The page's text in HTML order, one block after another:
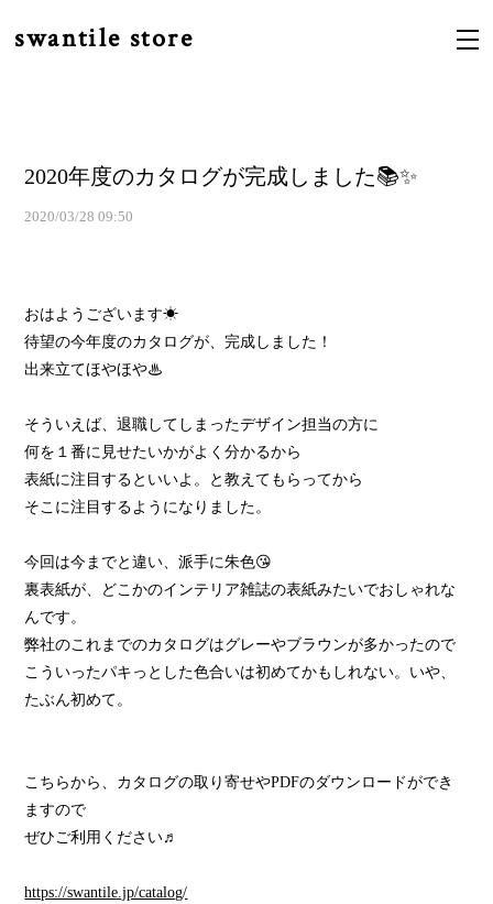
swantile store
2020年度のカタログが完成しました📚✨
2020/03/28 09:50
おはようございます☀
待望の今年度のカタログが、完成しました！
出来立てほやほや♨
そういえば、退職してしまったデザイン担当の方に
何を１番に見せたいかがよく分かるから
表紙に注目するといいよ。と教えてもらってから
そこに注目するようになりました。
今回は今までと違い、派手に朱色😘
裏表紙が、どこかのインテリア雑誌の表紙みたいでおしゃれな
んです。
弊社のこれまでのカタログはグレーやブラウンが多かったので
こういったパキっとした色合いは初めてかもしれない。いや、
たぶん初めて。
こちらから、カタログの取り寄せやPDFのダウンロードができ
ますので
ぜひご利用ください♬
https://swantile.jp/catalog/